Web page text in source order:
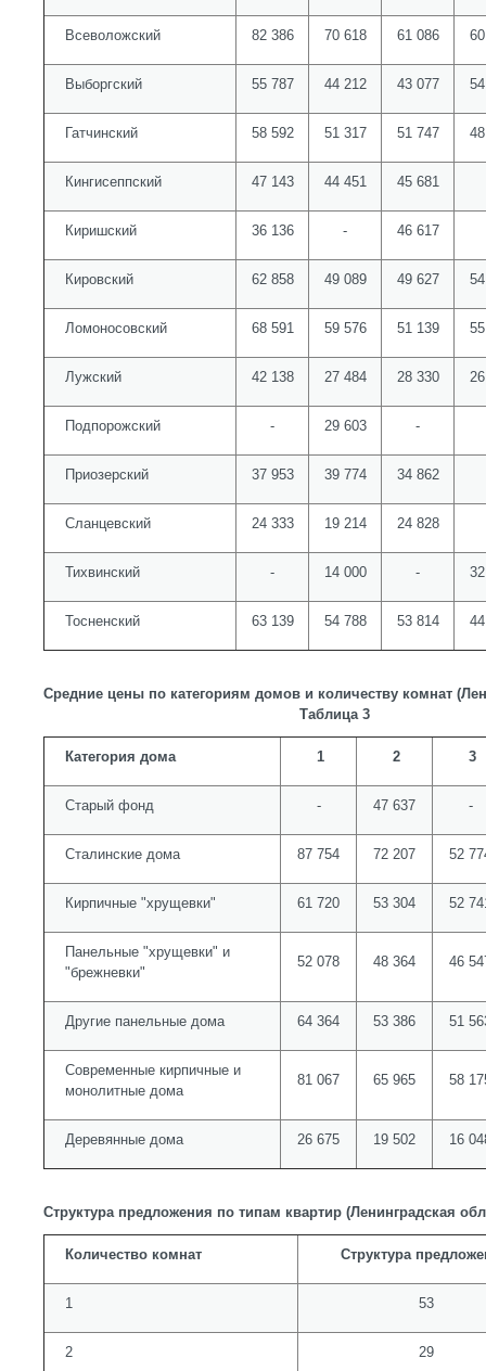
Всеволожский 82 386 70 618 61 086
Выборгский 55 787 44 212 43 077
Гатчинский 58 592 51 317 51 747
Кингисеппский 47 143 44 451 45 681
Киришский 36 136 - 46 617
Кировский 62 858 49 089 49 627
Ломоносовский 68 591 59 576 51 139
Лужский 42 138 27 484 28 330
Подпорожский - 29 603 -
Приозерский 37 953 39 774 34 862
Сланцевский 24 333 19 214 24 828
Тихвинский - 14 000 -
Тосненский 63 139 54 788 53 814
Средние цены по категориям домов и количеству комнат
Таблица 3
Категория дома 1 2 3
Старый фонд - 47 637 -
Сталинские дома 87 754 72 207 52
Кирпичные "хрущевки" 61 720 53 304 52
Панельные "хрущевки" и
"брежневки"
52 078 48 364 46
Другие панельные дома 64 364 53 386 51
Современные кирпичные и
монолитные дома
81 067 65 965 58
Деревянные дома 26 675 19 502 16
Структура предложения по типам квартир (Ленинградская
Количество комнат Структура
1 53
2 29